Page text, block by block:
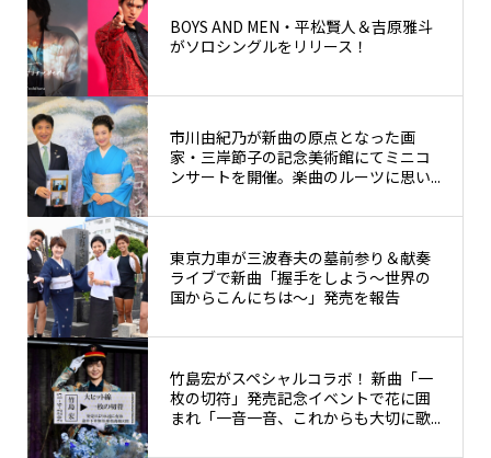
BOYS AND MEN・平松賢人＆吉原雅斗
がソロシングルをリリース！
市川由紀乃が新曲の原点となった画
家・三岸節子の記念美術館にてミニコ
ンサートを開催。楽曲のルーツに思い...
東京力車が三波春夫の墓前参り＆献奏
ライブで新曲「握手をしよう～世界の
国からこんにちは～」発売を報告
竹島宏がスペシャルコラボ！ 新曲「一
枚の切符」発売記念イベントで花に囲
まれ「一音一音、これからも大切に歌...